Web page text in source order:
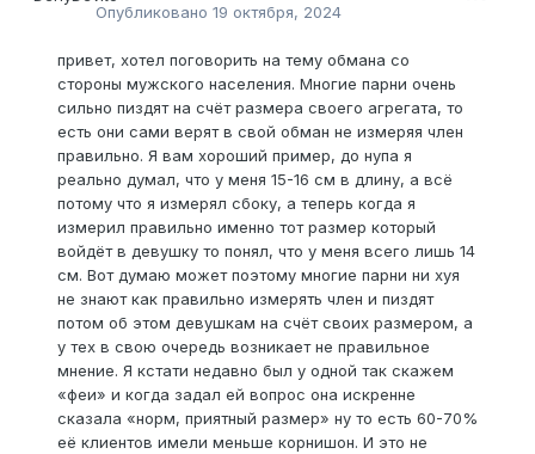
Опубликовано 19 октября, 2024
привет, хотел поговорить на тему обмана со
стороны мужского населения. Многие парни очень
сильно пиздят на счёт размера своего агрегата, то
есть они сами верят в свой обман не измеряя член
правильно. Я вам хороший пример, до нупа я
реально думал, что у меня 15-16 см в длину, а всё
потому что я измерял сбоку, а теперь когда я
измерил правильно именно тот размер который
войдёт в девушку то понял, что у меня всего лишь 14
см. Вот думаю может поэтому многие парни ни хуя
не знают как правильно измерять член и пиздят
потом об этом девушкам на счёт своих размером, а
у тех в свою очередь возникает не правильное
мнение. Я кстати недавно был у одной так скажем
«феи» и когда задал ей вопрос она искренне
сказала «норм, приятный размер» ну то есть 60-70%
её клиентов имели меньше корнишон. И это не